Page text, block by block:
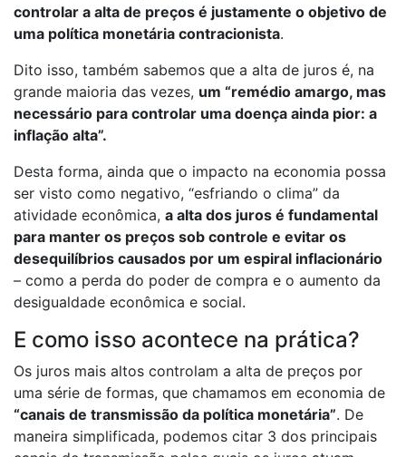
controlar a alta de preços é justamente o objetivo de
uma política monetária contracionista.
Dito isso, também sabemos que a alta de juros é, na
grande maioria das vezes, um “remédio amargo, mas
necessário para controlar uma doença ainda pior: a
inflação alta”.
Desta forma, ainda que o impacto na economia possa
ser visto como negativo, “esfriando o clima” da
atividade econômica, a alta dos juros é fundamental
para manter os preços sob controle e evitar os
desequilíbrios causados por um espiral inflacionário
– como a perda do poder de compra e o aumento da
desigualdade econômica e social.
E como isso acontece na prática?
Os juros mais altos controlam a alta de preços por
uma série de formas, que chamamos em economia de
“canais de transmissão da política monetária”. De
maneira simplificada, podemos citar 3 dos principais